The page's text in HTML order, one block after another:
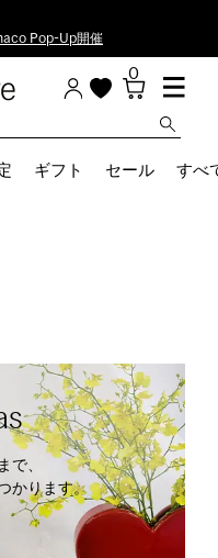
Pop-Up開催
0
ギフト セール すべ
で、
かります。